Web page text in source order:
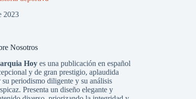
2023
Nosotros
Hoyes una publicación en español
y de gran prestigio, aplaudida
su periodismo diligente y su análisis
Presenta un diseño elegante y